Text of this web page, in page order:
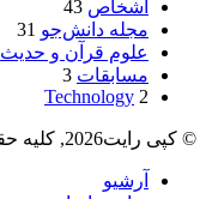
اشخاص 43
مجله دانش‌جو 31
علوم قرآن و حدیث
مسابقات 3
Technology 2
© کپی رایت2026, کلیه حقوق برای دانشجو محفوظ است.
آرشیو